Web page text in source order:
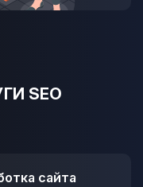
SEO
сайта